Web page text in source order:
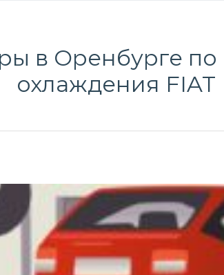
в Оренбурге по
охлаждения FIAT